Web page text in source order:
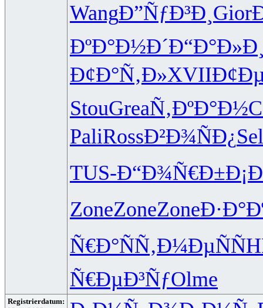
WangÐ”ÑƒÐ³Ð¸ Gior
ÐºÐ°Ð½Ð´
Ð¢Ð°Ñ‚Ð»XVII
StouGreaÑ‚ÐºÐ°Ð½
PaliRossÐ²Ð¾ÑÐ¿
TUS-Ð“Ð¾Ñ€Ð±
ZoneZoneZone
Ñ€Ð°ÑÑ‚Ð¼ÐµÑÑ
Ñ€ÐµÐ³ÑƒOlme
Registrierdatum: